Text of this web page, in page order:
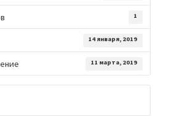
1
14 января, 2019
11 марта, 2019